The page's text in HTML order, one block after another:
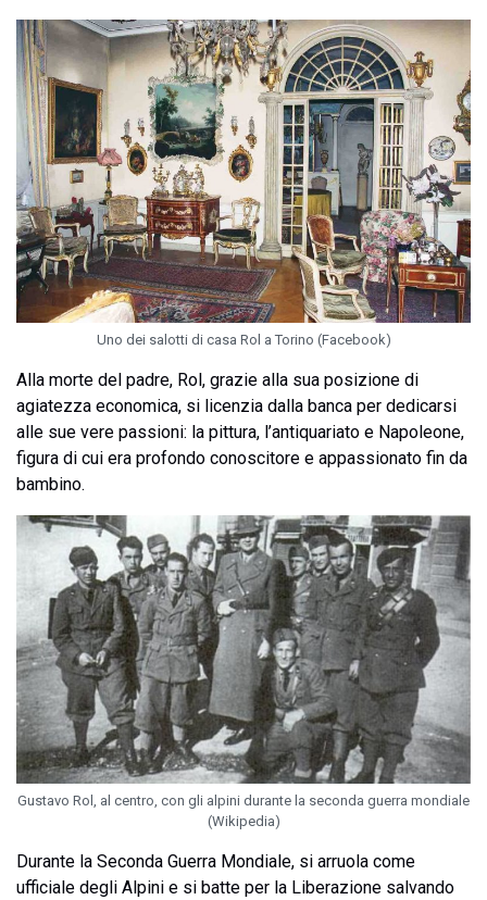
Uno dei salotti di casa Rol a Torino (Facebook)
Alla morte del padre, Rol, grazie alla sua posizione di
agiatezza economica, si licenzia dalla banca per dedicarsi
alle sue vere passioni: la pittura, l’antiquariato e Napoleone,
figura di cui era profondo conoscitore e appassionato fin da
bambino.
Gustavo Rol, al centro, con gli alpini durante la seconda guerra mondiale
(Wikipedia)
Durante la Seconda Guerra Mondiale, si arruola come
ufficiale degli Alpini e si batte per la Liberazione salvando